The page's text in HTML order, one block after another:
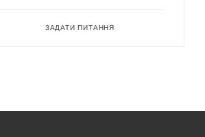
ЗАДАТИ ПИТАННЯ